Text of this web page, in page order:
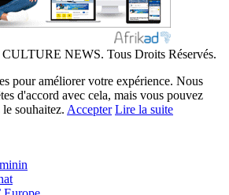
NEWS. Tous Droits Réservés.
pour améliorer votre expérience. Nous
d'accord avec cela, mais vous pouvez
souhaitez. Accepter Lire la suite